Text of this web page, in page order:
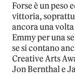
Forse è un peso
vittoria,
ancora una
Emmy per una
se si contano
Creative Arts
Jon Bernthal e